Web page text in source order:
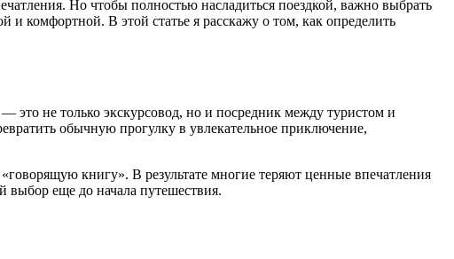
Но чтобы полностью насладиться поездкой, важно выбрать
и комфортной. В этой статье я расскажу о том, как определить
это не только экскурсовод, но и посредник между туристом и
обычную прогулку в увлекательное приключение,
книгу». В результате многие теряют ценные впечатления
выбор еще до начала путешествия.